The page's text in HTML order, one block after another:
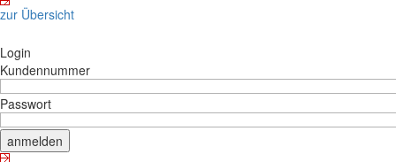
zur Übersicht
Login
Kundennummer
Passwort